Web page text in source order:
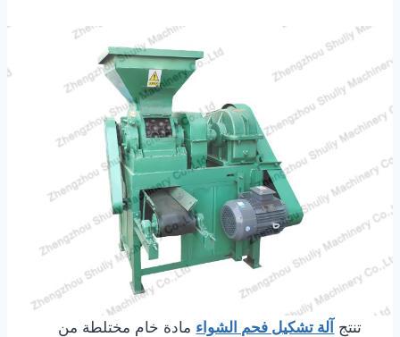
تنتج آلة تشكيل فحم الشواء مادة خام مختلطة من